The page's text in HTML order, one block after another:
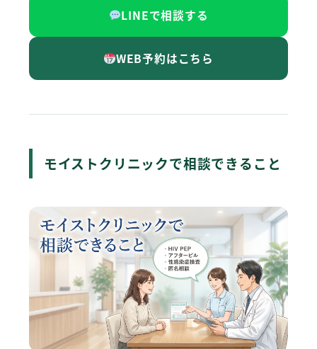
LINEで相談する
WEB予約はこちら
モイストクリニックで相談できること